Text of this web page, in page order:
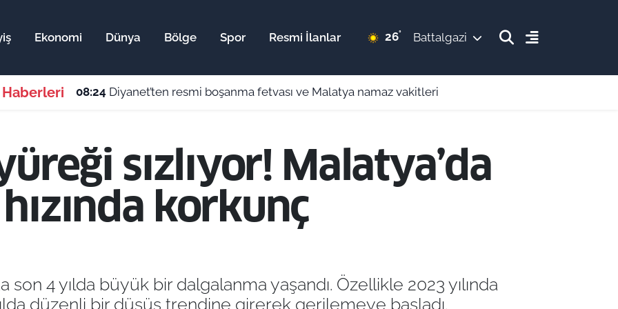
Ekonomi Dünya Bölge Spor Resmi İlanlar 26° Battalgazi
Haberleri 08:24 Diyanet’ten resmi boşanma fetvası ve Malatya namaz vakitleri
sızlıyor! Malatya’da
korkunç
son 4 yılda büyük bir dalgalanma yaşandı. Özellikle 2023 yılında
düzenli bir düşüş trendine girerek gerilemeye başladı.